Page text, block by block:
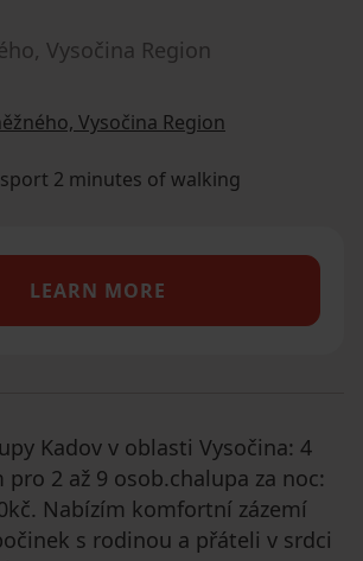
Vysočina Region
Vysočina Region
2 minutes of walking
LEARN MORE
Kadov v oblasti Vysočina: 4
pro 2 až 9 osob.chalupa za noc:
Nabízím komfortní zázemí
s rodinou a přáteli v srdci